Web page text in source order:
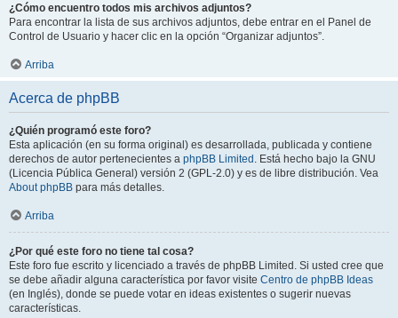
¿Cómo encuentro todos mis archivos adjuntos?
Para encontrar la lista de sus archivos adjuntos, debe entrar en el Panel de
Control de Usuario y hacer clic en la opción “Organizar adjuntos”.
Arriba
Acerca de phpBB
¿Quién programó este foro?
Esta aplicación (en su forma original) es desarrollada, publicada y contiene
derechos de autor pertenecientes a phpBB Limited . Está hecho bajo la GNU
(Licencia Pública General) versión 2 (GPL-2.0) y es de libre distribución. Vea
About phpBB para más detalles.
Arriba
¿Por qué este foro no tiene tal cosa?
Este foro fue escrito y licenciado a través de phpBB Limited. Si usted cree que
se debe añadir alguna característica por favor visite Centro de phpBB Ideas
(en Inglés), donde se puede votar en ideas existentes o sugerir nuevas
características.